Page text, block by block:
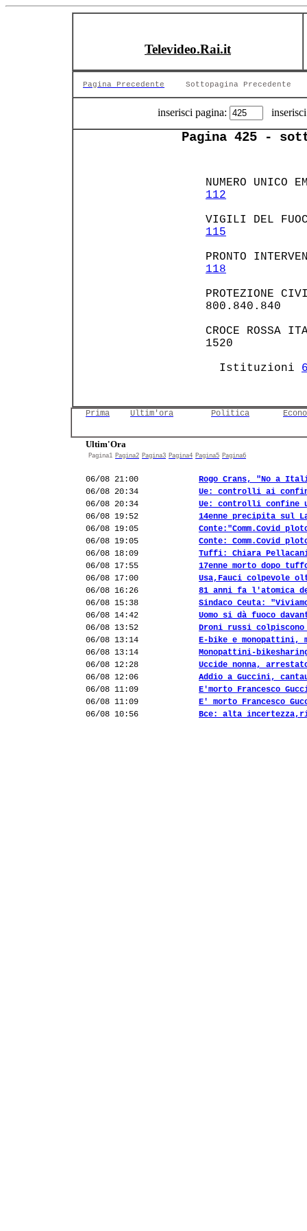
Televideo.Rai.it
Pagina Precedente Sottopagina Precedente
inserisci pagina:
Pagina 425 -
NUMERO
112
VIGILI
115
PRONTO
118
CROCE
   Istituzioni
Prima Ultim'ora Politica
Ultim'Ora
Pagina1 Pagina2 Pagina3 Pagina4 Pagina5 Pagina6
06/08 21:00
Rogo Crans, "No a
06/08 20:34
Ue: controlli ai
06/08 20:34
Ue: controlli confine
06/08 19:52
14enne precipita sul
06/08 19:05
Conte:"Comm.Covid
06/08 19:05
Conte: Comm.Covid
06/08 18:09
Tuffi: Chiara
06/08 17:55
17enne morto dopo
06/08 17:00
Usa,Fauci colpevole
06/08 16:26
81 anni fa l'atomica
06/08 15:38
Sindaco Ceuta:
06/08 14:42
Uomo si dà fuoco
06/08 13:52
Droni russi colpiscono
06/08 13:14
E-bike e monopattini,
06/08 13:14
Monopattini-
06/08 12:28
Uccide nonna,
06/08 12:06
Addio a Guccini,
06/08 11:09
E'morto Francesco
06/08 11:09
E' morto Francesco
06/08 10:56
Bce: alta